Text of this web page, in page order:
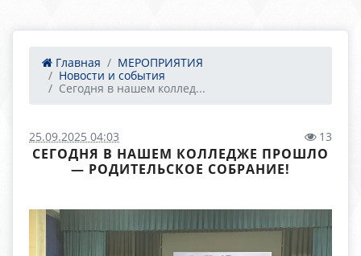
Главная
МЕРОПРИЯТИЯ
Новости и события
Сегодня в нашем коллед...
25.09.2025 04:03 13
СЕГОДНЯ В НАШЕМ КОЛЛЕДЖЕ ПРОШЛО
— РОДИТЕЛЬСКОЕ СОБРАНИЕ!